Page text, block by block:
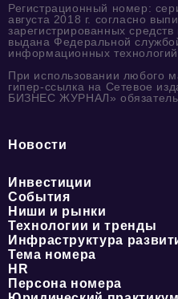
Регистрационный номер:
августа 2018 г. согласно
зарегистрированных
выдана Федеральной
информационных
При использовании любого
гипер-ссылка на Сетевое
БИЗНЕС ЖУРНАЛ»
Новости
Инвестиции
События
Ниши и рынки
Технологии и тренды
Инфраструктура
Тема номера
HR
Персона номера